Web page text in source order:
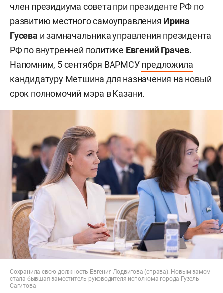
член президиума совета при президенте РФ по
развитию местного самоуправления Ирина
Гусева и замначальника управления президента
РФ по внутренней политике Евгений Грачев.
Напомним, 5 сентября ВАРМСУпредложила
кандидатуру Метшина для назначения на новый
срок полномочий мэра в Казани.
Сохранила свою должность Евгения Лодвигова (справа). Новым замом
стала бывшая заместитель руководителя исполкома города Гузель
Сагитова